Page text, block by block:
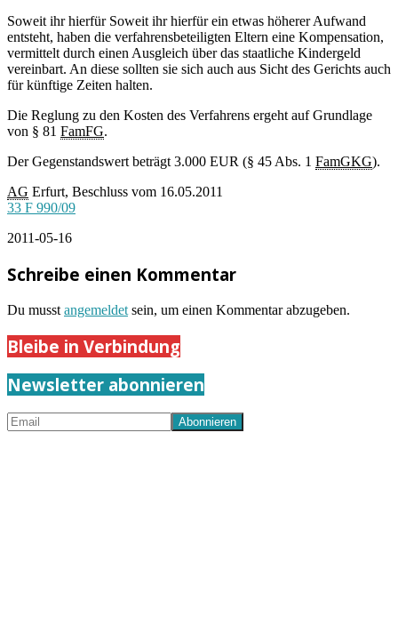
Soweit ihr hierfür Soweit ihr hierfür ein etwas höherer Aufwand
entsteht, haben die verfahrensbeteiligten Eltern eine Kompensation,
vermittelt durch einen Ausgleich über das staatliche Kindergeld
vereinbart. An diese sollten sie sich auch aus Sicht des Gerichts auch
für künftige Zeiten halten.
Die Reglung zu den Kosten des Verfahrens ergeht auf Grundlage
von § 81 FamFG.
Der Gegenstandswert beträgt 3.000 EUR (§ 45 Abs. 1 FamGKG).
AG Erfurt, Beschluss vom 16.05.2011
33 F 990/09
2011-05-16
Schreibe einen Kommentar
Du musst angemeldet sein, um einen Kommentar abzugeben.
Bleibe in Verbindung
Newsletter abonnieren